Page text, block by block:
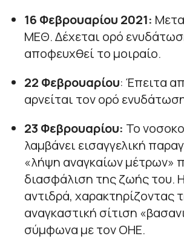
16 Φεβρουαρίου 2021:
ΜΕΘ. Δέχεται ορό
αποφευχθεί το μοιραίο.
22 Φεβρουαρίου: Έπειτα
αρνείται τον ορό
23 Φεβρουαρίου: Το
λαμβάνει εισαγγελική
«λήψη αναγκαίων μέτρων»
διασφάλιση της ζωής του.
αντιδρά, χαρακτηρίζοντας
αναγκαστική σίτιση
σύμφωνα με τον ΟΗΕ.